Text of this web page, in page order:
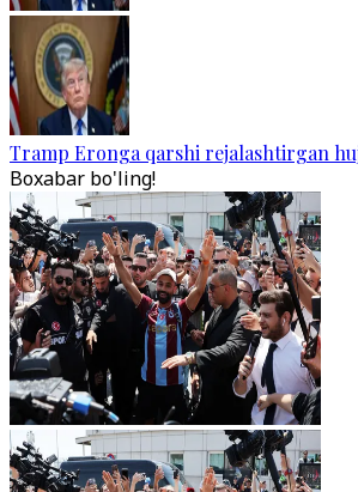
Tramp Eronga qarshi rejalashtirgan
Boxabar bo'ling!